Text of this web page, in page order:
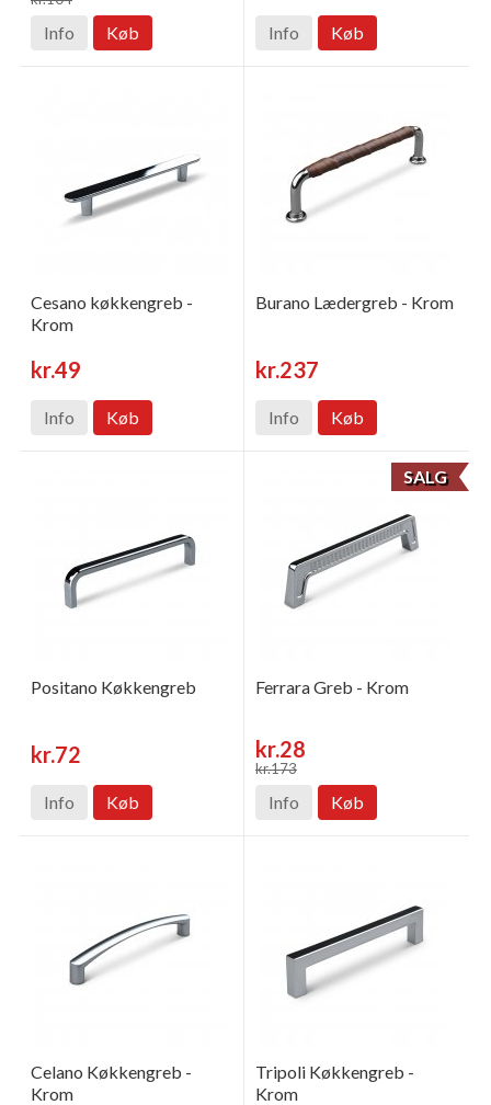
Info Køb Info Køb
Cesano køkkengreb -
Krom
kr.49
Info Køb
Burano Lædergreb - Krom
kr.237
Info Køb
Positano Køkkengreb
kr.72
Info Køb
SALG
Ferrara Greb - Krom
kr.28
kr.173
Info Køb
Celano Køkkengreb -
Krom
Tripoli Køkkengreb -
Krom